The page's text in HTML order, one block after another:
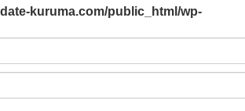
kuruma.com/public_html/wp-